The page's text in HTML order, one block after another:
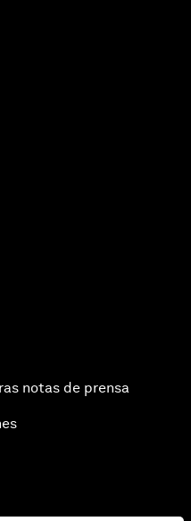
notas de prensa